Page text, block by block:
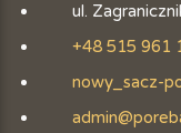
ul.
+48 515 961
nowy_sacz-